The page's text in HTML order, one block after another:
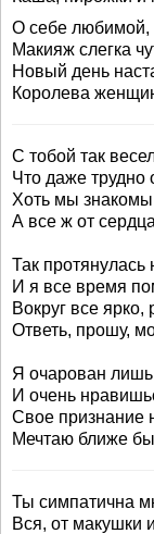
О себе любимой,
Макияж слегка
Новый день
Королева
С тобой так
Что даже трудно
Хоть мы
А все ж от
Так протянулась
И я все время
Вокруг все ярко,
Ответь, прошу,
Я очарован
И очень
Свое признание
Мечтаю ближе
Ты симпатична
Вся, от макушки